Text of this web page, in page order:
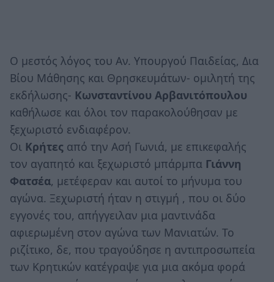
Ο μεστός λόγος του Αν. Υπουργού Παιδείας, Δια
Βίου Μάθησης και Θρησκευμάτων- ομιλητή της
εκδήλωσης- Κωνσταντίνου Αρβανιτόπουλου
καθήλωσε και όλοι τον παρακολούθησαν με
ξεχωριστό ενδιαφέρον.
Οι Κρήτες από την Ασή Γωνιά, με επικεφαλής
τον αγαπητό και ξεχωριστό μπάρμπα Γιάννη
Φατσέα, μετέφεραν και αυτοί το μήνυμα του
αγώνα. Ξεχωριστή ήταν η στιγμή , που οι δύο
εγγονές του, απήγγειλαν μια μαντινάδα
αφιερωμένη στον αγώνα των Μανιατών. Το
ριζίτικο, δε, που τραγούδησε η αντιπροσωπεία
των Κρητικών κατέγραψε για μια ακόμα φορά